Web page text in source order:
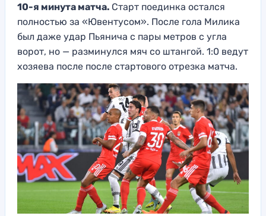
10-я минута матча. Старт поединка остался
полностью за «Ювентусом». После гола Милика
был даже удар Пьянича с пары метров с угла
ворот, но — разминулся мяч со штангой. 1:0 ведут
хозяева после после стартового отрезка матча.